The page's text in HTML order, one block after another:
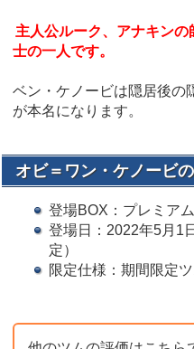
主人公ルーク、アナキン
士の一人です。
ベン・ケノービは隠居後の
が本名になります。
オビ＝ワン・ケノービ
登場BOX：プレミア
登場日：2022年5月1
定）
限定仕様：期間限定